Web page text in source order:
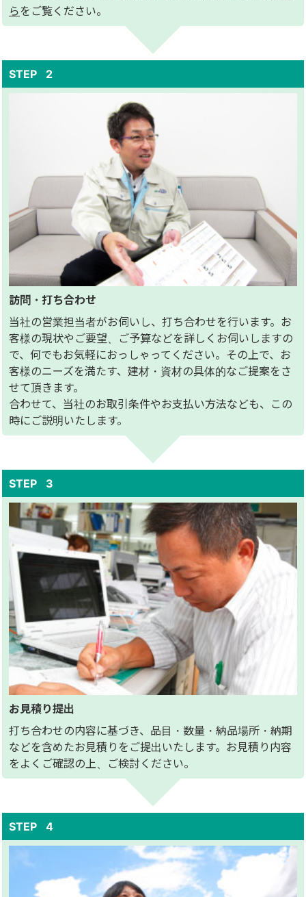
ら をご覧ください。
訪問・打ち合わせ
当社の営業担当者がお伺いし、打ち合わせを行います。お
客様の現状やご要望、ご予算などを詳しくお伺いしますの
で、何でもお気軽におっしゃってください。その上で、お
客様のニーズを満たす、建材・資材の具体的なご提案をさ
せて頂きます。
合わせて、当社のお取引条件やお支払い方法なども、この
時にご説明いたします。
お見積り提出
打ち合わせの内容に基づき、品目・数量・納品場所・納期
などを含めたお見積りをご提出いたします。お見積り内容
をよくご確認の上、ご検討ください。